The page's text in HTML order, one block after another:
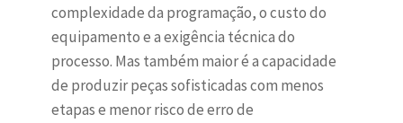
complexidade da programação, o custo do
equipamento e a exigência técnica do
processo. Mas também maior é a capacidade
de produzir peças sofisticadas com menos
etapas e menor risco de erro de